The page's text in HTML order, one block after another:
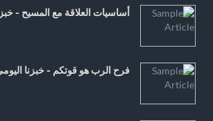
أساسيات العلاقة مع المسيح -
فرح الرب هو قوتكم - خبزنا